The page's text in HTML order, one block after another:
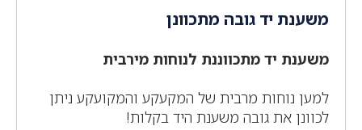
משענת יד גובה מתכוונן
משענת יד מתכווננת לנוחות מירבית
למען נוחות מרבית של המקעקע והמקועקע ניתן
לכוונן את גובה משענת היד בקלות!